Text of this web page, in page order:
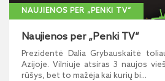
NAUJIENOS PER „PENKI TV“
Naujienos per „Penki TV“
Prezidentė Dalia Grybauskaitė
Azijoje. Vilniuje atsiras 3 naujos
rūšys, bet to mažėja kai kurių bi...